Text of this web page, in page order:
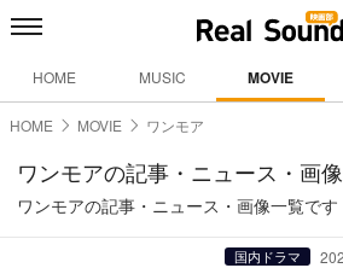
HOME MUSIC MOVIE
HOME MOVIE ワンモア
ワンモアの記事・ニュース・画
ワンモアの記事・ニュース・画像一覧です
国内ドラマ